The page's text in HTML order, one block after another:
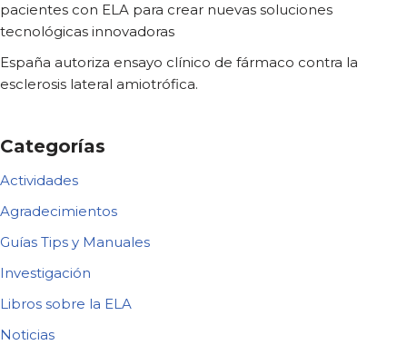
pacientes con ELA para crear nuevas soluciones
tecnológicas innovadoras
España autoriza ensayo clínico de fármaco contra la
esclerosis lateral amiotrófica.
Categorías
Actividades
Agradecimientos
Guías Tips y Manuales
Investigación
Libros sobre la ELA
Noticias